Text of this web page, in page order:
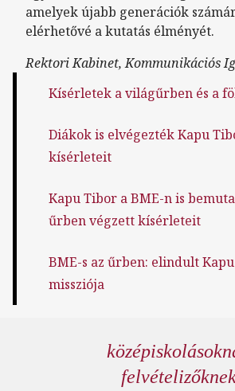
amelyek újabb generációk
elérhetővé a kutatás élményét.
Rektori Kabinet, Kommunikációs
Kísérletek a világűrben és a
Diákok is elvégezték Kapu
kísérleteit
Kapu Tibor a BME-n is
űrben végzett kísérleteit
BME-s az űrben: elindult
missziója